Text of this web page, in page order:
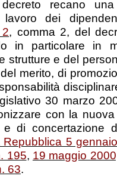
recano
dei
, comma 2, del
in particolare in
strutture e del
merito, di
30 marzo
con la
e di concertazione
5
195, 19 maggio
63.